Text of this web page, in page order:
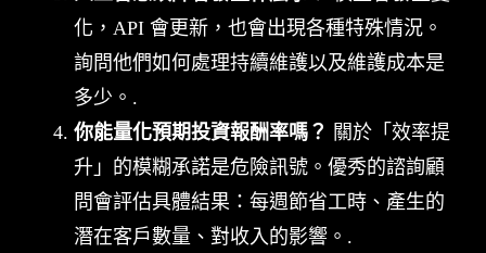
化，API 會更新，也會出現各種特殊情況。
詢問他們如何處理持續維護以及維護成本是
多少。.
你能量化預期投資報酬率嗎？ 關於「效率提
升」的模糊承諾是危險訊號。優秀的諮詢顧
問會評估具體結果：每週節省工時、產生的
潛在客戶數量、對收入的影響。.